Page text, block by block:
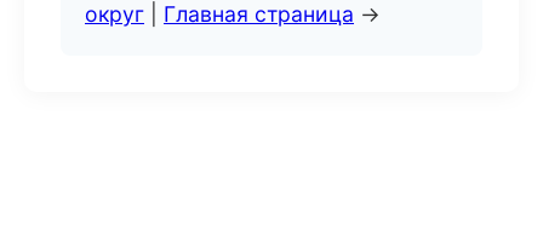
округ
Главная страница →